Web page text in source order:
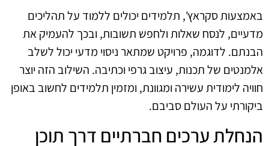
באמצעות סקראץ', תלמידים יכולים ללמוד על תהליכים
מדעיים, לנסח שאלות ולחפש תשובות, ובכך להעמיק את
הבנתם. לדוגמה, פרויקט שמתאר ניסוי מדעי יכול לשלב
אלמנטים של תכנות, עיצוב גרפי וכתיבה. השילוב הזה יוצר
חוויה לימודית עשירה ומגוונת, ומזמין תלמידים לחשוב באופן
ביקורתי על העולם סביבם.
הנחלת ערכים חברתיים דרך תוכן